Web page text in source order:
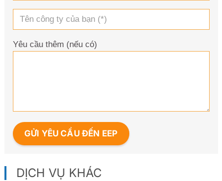
Yêu cầu thêm (nếu có)
DỊCH VỤ KHÁC